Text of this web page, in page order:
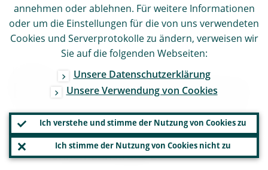
Europäische Zentralbank
Generaldirektion Kommunikation
Sonnemannstraße 20
annehmen oder ablehnen. Für weitere Informationen
oder um die Einstellungen für die von uns verwendeten
Cookies und Serverprotokolle zu ändern, verweisen wir
Sie auf die folgenden Webseiten:
Unsere Datenschutzerklärung
Unsere Verwendung von Cookies
Ich verstehe und stimme der Nutzung von Cookies zu
Ich stimme der Nutzung von Cookies nicht zu